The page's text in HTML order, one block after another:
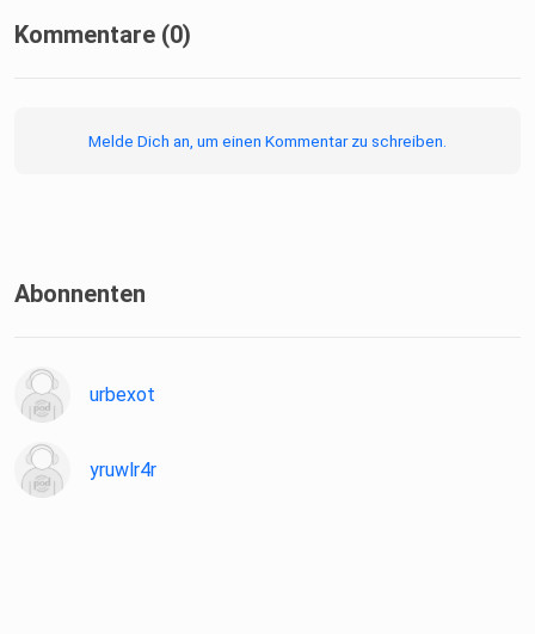
Kommentare (0)
Melde Dich an, um einen Kommentar zu schreiben.
Abonnenten
urbexot
yruwlr4r